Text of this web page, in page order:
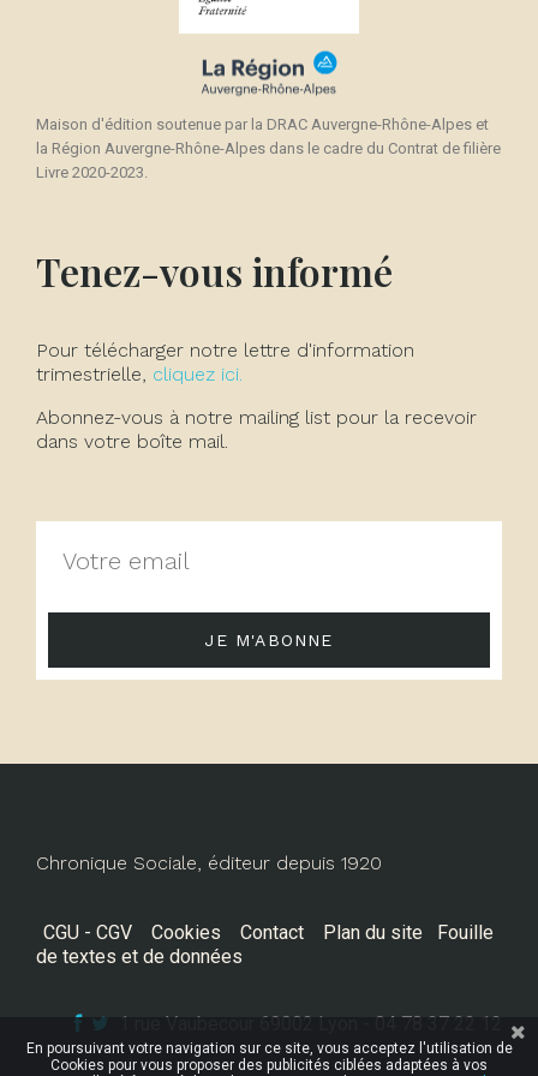
Maison d'édition soutenue par la DRAC Auvergne-Rhône-Alpes et
la Région Auvergne-Rhône-Alpes dans le cadre du Contrat de filière
Livre 2020-2023.
Tenez-vous informé
Pour télécharger notre lettre d'information
trimestrielle, cliquez ici.
Abonnez-vous à notre mailing list pour la recevoir
dans votre boîte mail.
JE M'ABONNE
Chronique Sociale, éditeur depuis 1920
CGU - CGV Cookies Contact Plan du site
Fouille
de textes et de données
1 rue Vaubecour 69002 Lyon - 04 78 37 22 12
En poursuivant votre navigation sur ce site, vous acceptez l'utilisation de
Cookies pour vous proposer des publicités ciblées adaptées à vos